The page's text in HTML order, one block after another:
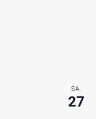
SA.
27